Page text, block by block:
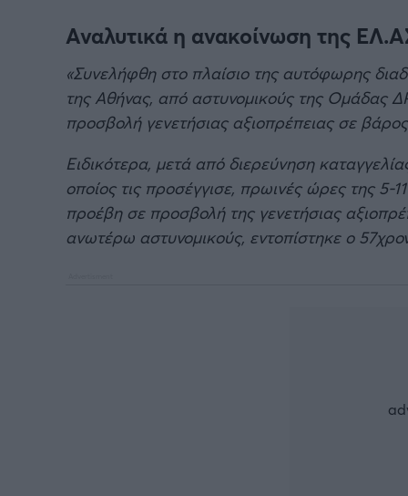
Αναλυτικά η ανακοίνωση της
«Συνελήφθη στο πλαίσιο της αυτόφωρης
της Αθήνας, από αστυνομικούς της Ομάδας
προσβολή γενετήσιας αξιοπρέπειας σε
Ειδικότερα, μετά από διερεύνηση
οποίος τις προσέγγισε, πρωινές ώρες της
προέβη σε προσβολή της γενετήσιας
ανωτέρω αστυνομικούς, εντοπίστηκε ο